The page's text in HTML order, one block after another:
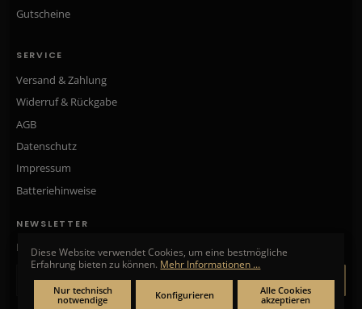
Gutscheine
SERVICE
Versand & Zahlung
Widerruf & Rückgabe
AGB
Datenschutz
Impressum
Batteriehinweise
NEWSLETTER
Neue Kollektionen, exklusive Angebote & Aktionen direkt in Ihr Postfach.
ANMELDEN
Diese Website verwendet Cookies, um eine bestmögliche
Erfahrung bieten zu können. Mehr Informationen ...
Nur technisch
notwendige
Konfigurieren
Alle Cookies
akzeptieren